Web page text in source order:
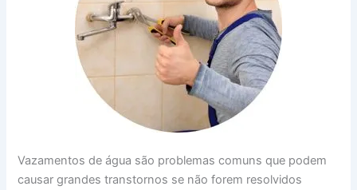
Vazamentos de água são problemas comuns que podem
causar grandes transtornos se não forem resolvidos